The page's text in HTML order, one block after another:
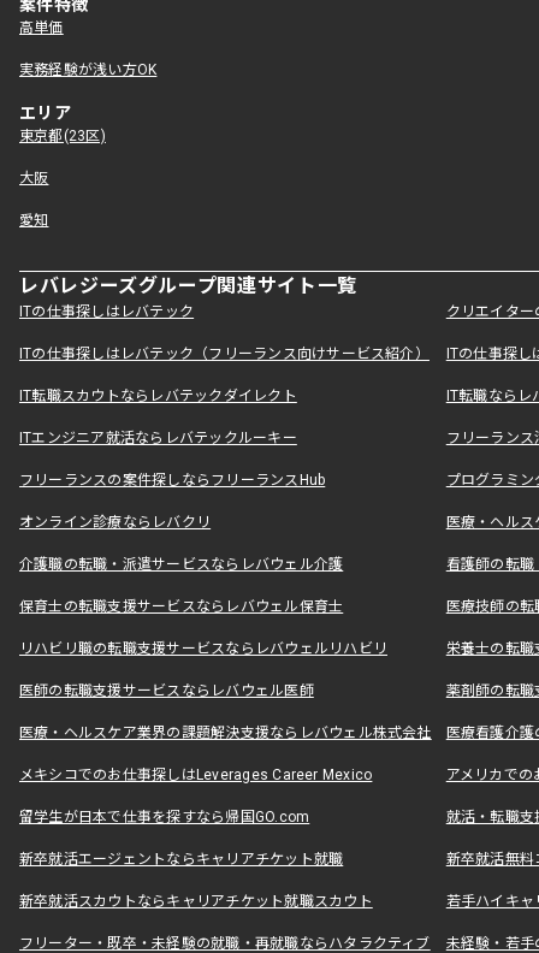
案件特徴
高単価
実務経験が浅い方OK
エリア
東京都(23区)
大阪
愛知
レバレジーズグループ関連サイト一覧
ITの仕事探しはレバテック クリエイタ
ITの仕事探しはレバテック（フリーランス向けサービス紹介） ITの仕事探
IT転職スカウトならレバテックダイレクト IT転職なら
ITエンジニア就活ならレバテックルーキー フリーラン
フリーランスの案件探しならフリーランスHub プログラミ
オンライン診療ならレバクリ 医療・ヘル
介護職の転職・派遣サービスならレバウェル介護 看護師の転
保育士の転職支援サービスならレバウェル保育士 医療技師の
リハビリ職の転職支援サービスならレバウェルリハビリ 栄養士の転
医師の転職支援サービスならレバウェル医師 薬剤師の転
医療・ヘルスケア業界の課題解決支援ならレバウェル株式会社 医療看護介
メキシコでのお仕事探しはLeverages Career Mexico アメリカで
留学生が日本で仕事を探すなら帰国GO.com 就活・転職
新卒就活エージェントならキャリアチケット就職 新卒就活無料
新卒就活スカウトならキャリアチケット就職スカウト 若手ハイキ
フリーター・既卒・未経験の就職・再就職ならハタラクティブ 未経験・若手